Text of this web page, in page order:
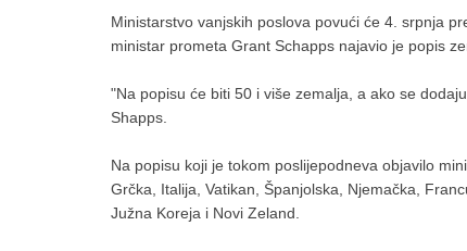
Ministarstvo vanjskih poslova povući će 4. srpnja
ministar prometa Grant Schapps najavio je popis
"Na popisu će biti 50 i više zemalja, a ako se
Shapps.
Na popisu koji je tokom poslijepodneva objavilo
Grčka, Italija, Vatikan, Španjolska, Njemačka,
Južna Koreja i Novi Zeland.